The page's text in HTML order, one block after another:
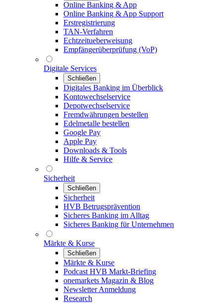
Online Banking & App
Online Banking & App Support
Erstregistrierung
TAN-Verfahren
Echtzeitueberweisung
Empfängerüberprüfung (VoP)
Digitale Services
Schließen
Digitales Banking im Überblick
Kontowechselservice
Depotwechselservice
Fremdwährungen bestellen
Edelmetalle bestellen
Google Pay
Apple Pay
Downloads & Tools
Hilfe & Service
Sicherheit
Schließen
Sicherheit
HVB Betrugsprävention
Sicheres Banking im Alltag
Sicheres Banking für Unternehmen
Märkte & Kurse
Schließen
Märkte & Kurse
Podcast HVB Markt-Briefing
onemarkets Magazin & Blog
Newsletter Anmeldung
Research